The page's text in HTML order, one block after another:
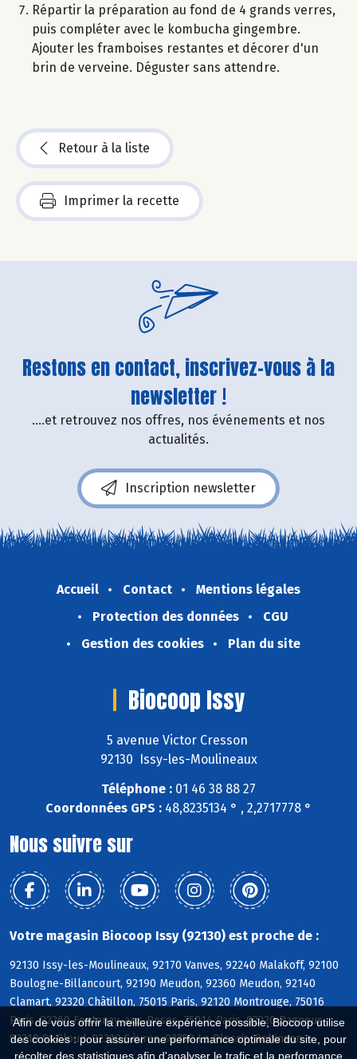
Afin de vous offrir la meilleure expérience possible, Biocoop utilise
des cookies : pour assurer une performance optimale du site, pour
récolter des statistiques afin d'analyser le trafic et la performance
Répartir la préparation au fond de 4 grands verres,
puis compléter avec le kombucha gingembre.
Ajouter les framboises restantes et décorer d'un
brin de verveine. Déguster sans attendre.
Retour à la liste
Imprimer la recette
Restons en contact, inscrivez-vous à la
newsletter !
....et retrouvez nos offres, nos événements et nos
actualités.
Inscription newsletter
Accueil Contact
Mentions légales
Protection des données
CGU
Gestion des cookies
Plan du site
Biocoop Issy
5 avenue Victor Cresson
92130 Issy-les-Moulineaux
Téléphone : 01 46 38 88 27
Coordonnées GPS : 48,8235134 ° , 2,2717778 °
Nous suivre sur
Votre magasin Biocoop Issy (92130) est proche de :
92130 Issy-les-Moulineaux, 92170 Vanves, 92240 Malakoff, 92100
Boulogne-Billancourt, 92190 Meudon, 92360 Meudon, 92140
Clamart, 92320 Châtillon, 75015 Paris, 92120 Montrouge, 75016
Paris, 92260 Fontenay-aux-Roses, 75014 Paris, 92220 Bagneux,
92210 St-Cloud, 92310 Sèvres, 92350 Le Plessis-Robinson